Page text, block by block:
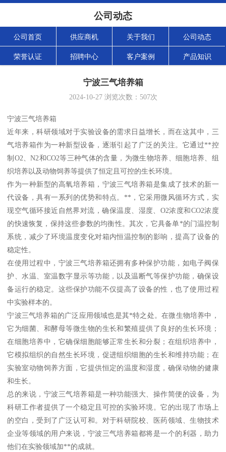
公司动态
公司首页 供应商机 关于我们 公司动态
荣誉认证 招聘中心 客户案例 产品知识
宁波三气培养箱
2024-10-27浏览次数： 507次
宁波三气培养箱
近年来，科研领域对于实验设备的需求日益增长，而在这其中，三
气培养箱作为一种新型设备，逐渐引起了广泛的关注。它通过**控
制O2、N2和CO2等三种气体的含量，为微生物培养、细胞培养、组
织培养以及动物饲养等提供了恒定且可控的生长环境。
作为一种新型的高氧培养箱，宁波三气培养箱是集成了技术的新一
代设备，具有一系列的优势和特点。**，它采用微风循环方式，实
现空气循环接近自然界对流，确保温度、湿度、O2浓度和CO2浓度
的快速恢复，保持这些参数的均衡性。其次，它具备单*的门温控制
系统，减少了环境温度变化对箱内恒温控制的影响，提高了设备的
稳定性。
在使用过程中，宁波三气培养箱还拥有多种保护功能，如电子阀保
护、水温、室温数字显示等功能，以及温断气等保护功能，确保设
备运行的稳定。这些保护功能不仅提高了设备的性，也了使用过程
中实验样本的。
宁波三气培养箱的广泛应用领域也是其*特之处。在微生物培养中，
它为细菌、和酵母等微生物的生长和繁殖提供了良好的生长环境；
在细胞培养中，它确保细胞能够正常生长和分裂；在组织培养中，
它模拟组织的自然生长环境，促进组织细胞的生长和维持功能；在
实验室动物饲养方面，它提供恒定的温度和湿度，确保动物的健康
和生长。
总的来说，宁波三气培养箱是一种功能强大、操作简便的设备，为
科研工作者提供了一个稳定且可控的实验环境。它的出现了市场上
的空白，受到了广泛认可和。对于科研院校、医药领域、生物技术
企业等领域的用户来说，宁波三气培养箱都将是一个的利器，助力
他们在实验领域加**的成就。